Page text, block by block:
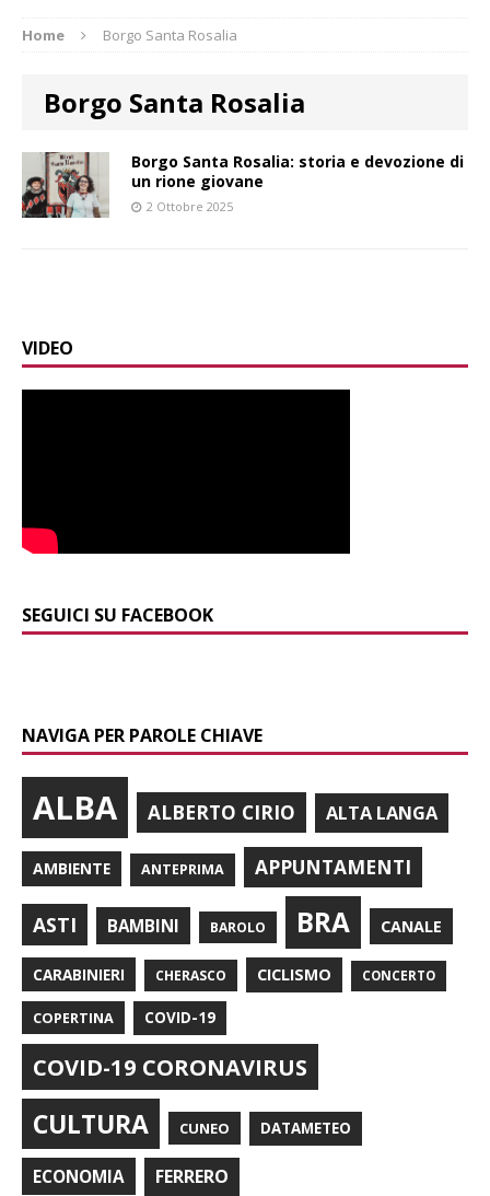
Home Borgo Santa Rosalia
Borgo Santa Rosalia
Borgo Santa Rosalia: storia e devozione di
un rione giovane
2 Ottobre 2025
VIDEO
SEGUICI SU FACEBOOK
NAVIGA PER PAROLE CHIAVE
ALBA ALBERTO CIRIO ALTA LANGA
AMBIENTE ANTEPRIMA APPUNTAMENTI
ASTI BAMBINI BAROLO BRA CANALE
CARABINIERI CHERASCO CICLISMO CONCERTO
COPERTINA COVID-19
COVID-19 CORONAVIRUS
CULTURA CUNEO DATAMETEO
ECONOMIA FERRERO